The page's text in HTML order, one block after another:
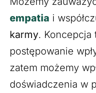
empatia i
karmy. Koncepcja
postępowanie
zatem możemy
doświadczenia w